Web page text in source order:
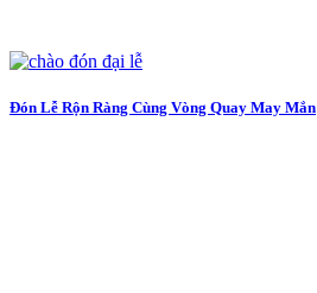
Đón Lễ Rộn Ràng Cùng Vòng Quay May Mắn